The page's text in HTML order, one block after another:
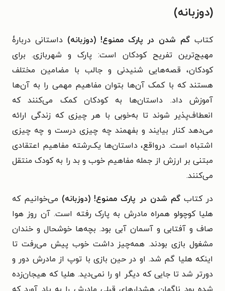
(دوزبانه)
کتاب گم شدن در پارک ممنوع! (دوزبانه) داستانی دربارۀ
مهیج‌ترین تفریح کودکان است: پارک و شهربازی. برای
کودکان، قصه‌هایی شنیدنی و جالب با مضامین مختلف
هستند که با کمک آن‌ها بتوان مفاهیم مهمی را به آن‌ها
آموزش داد. داستان‌ها به کودکان کمک می‌کنند که
انعطاف‌پذیر شوند تا به‌خوبی با هر چیزی که زندگی ارائه
می‌دهد کنار بیایند و بفهمند چه چیزی درست و چه چیزی
اشتباه است. درواقع، داستان‌ها یک‌رشته مفاهیم اعتقادی
مبتنی بر ارزش از جمله مفاهیم خوب و بد را به کودک منتقل
می‌کنند.
در کتاب گم شدن در پارک ممنوع! (دوزبانه) می‌خوانیم که
هلیا کوچولو همراه مادرش به پارک رفته است. آن روز هوا
صاف و آفتابی و آسمان آبی بود. بچه‌ها خوشحال و خندان
مشغول بازی بودند. همه‌چیز داشت خوب پیش می‌رفت تا
اینکه هلیا گم شد. او در حین بازی با توپ از مادرش دور و
دورتر شد تا جایی که دیگر او را نمی‌دید. هلیا که هیجان‌زده